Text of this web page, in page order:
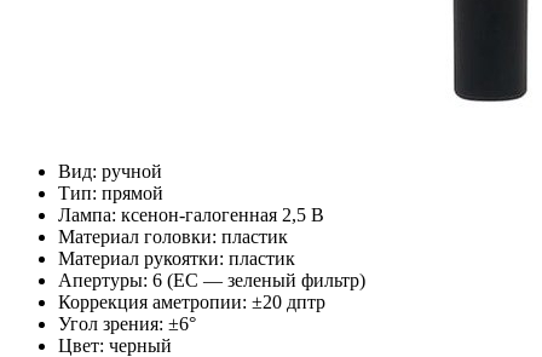
Вид: ручной
Тип: прямой
Лампа: ксенон-галогенная 2,5 В
Материал головки: пластик
Материал рукоятки: пластик
Апертуры: 6 (EC — зеленый фильтр)
Коррекция аметропии: ±20 дптр
Угол зрения: ±6°
Цвет: черный